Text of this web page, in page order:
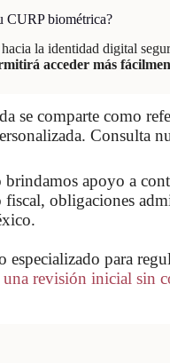
CURP biométrica?
la identidad digital
acceder más
se comparte como
Consulta
apoyo a
obligaciones
especializado para
revisión inicial sin